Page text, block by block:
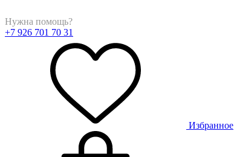
Нужна помощь?
+7 926 701 70 31
Избранное